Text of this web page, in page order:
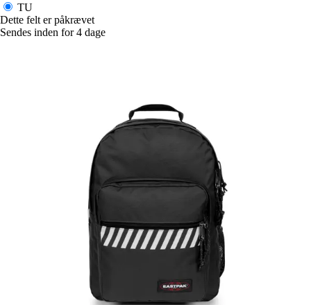
TU
Dette felt er påkrævet
Sendes inden for 4 dage